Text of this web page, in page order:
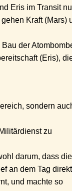
Eris im Transit
Kraft (Mars)
der
(Eris),
sondern
zu
darum, dass
an dem Tag direkt
und machte so